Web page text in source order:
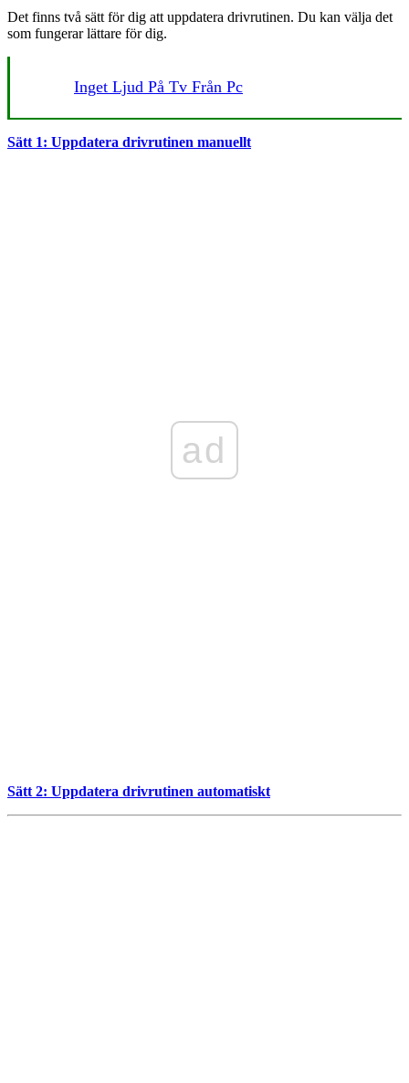
Det finns två sätt för dig att uppdatera drivrutinen. Du kan välja det
som fungerar lättare för dig.
Inget Ljud På Tv Från Pc
Sätt 1: Uppdatera drivrutinen manuellt
ad
Sätt 2: Uppdatera drivrutinen automatiskt